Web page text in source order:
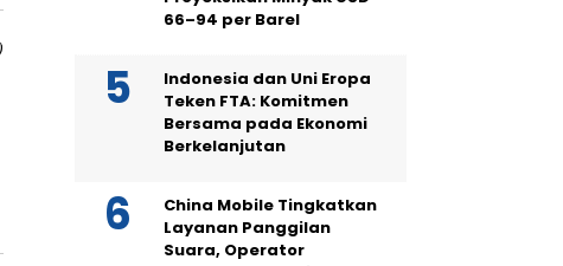
66–94 per Barel
Indonesia dan Uni Eropa
Teken FTA: Komitmen
Bersama pada Ekonomi
Berkelanjutan
China Mobile Tingkatkan
Layanan Panggilan
Suara, Operator